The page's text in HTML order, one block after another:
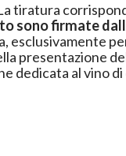
tiratura
sono firmate
esclusivamente
presentazione
dedicata al vino